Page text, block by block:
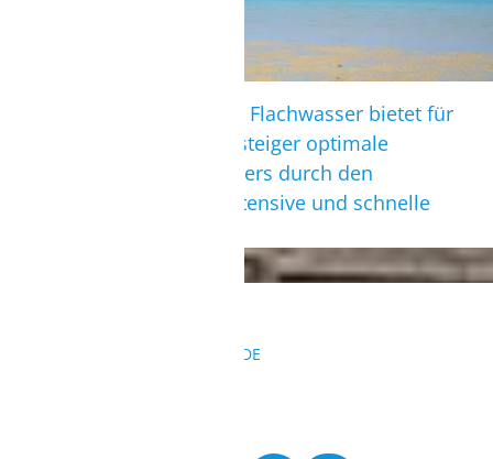
Der große Stehbereich mit Flachwasser bietet für
Kitesurfanfänger und -aufsteiger optimale
Lernbedingungen. Besonders durch den
Privatunterricht ist eine intensive und schnelle
REISEANFRAGEN@SURFBUDE.DE